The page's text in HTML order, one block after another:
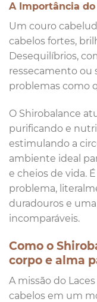
A Importância do
Um couro
cabelos fortes,
Desequilíbrios,
ressecamento ou
problemas como
O Shirobalance
purificando e
estimulando a
ambiente ideal
e cheios de vida.
problema,
duradouros e
incomparáveis.
Como o
corpo e alma
A missão do
cabelos em um